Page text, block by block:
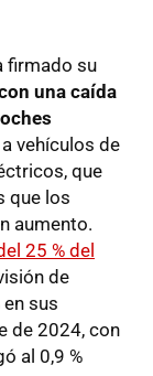
firmado su
una caída
vehículos de
que
que los
aumento.
25 % del
de
sus
de 2024, con
al 0,9 %​